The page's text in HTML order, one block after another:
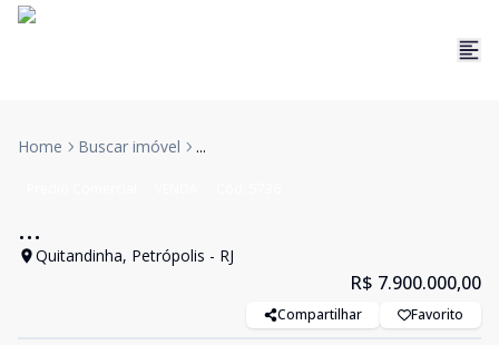
Home Buscar imóvel ...
...
Quitandinha, Petrópolis - RJ
R$ 7.900.000,00
Compartilhar Favorito